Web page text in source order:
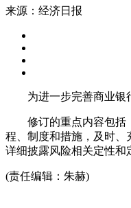
来源：经济日报
为进一步完善商业银行
修订的重点内容包括：
程、制度和措施，及时、
详细披露风险相关定性和
(责任编辑：朱赫)